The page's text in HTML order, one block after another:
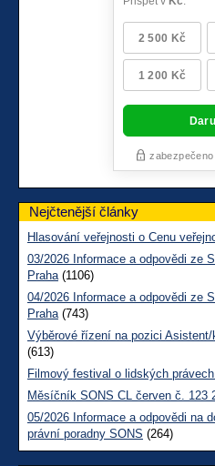
Nejčtenější články
Hlasování veřejnosti o Cenu
03/2026 Informace a odpovědi ze
Praha(1106)
04/2026 Informace a odpovědi ze
Praha(743)
Výběrové řízení na pozici
(613)
Filmový festival o lidských
Měsíčník SONS CL červen č. 123
05/2026 Informace a odpovědi na
právní poradny SONS (264)